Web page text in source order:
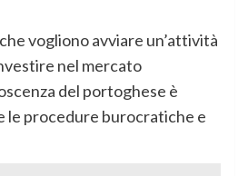
vogliono avviare un’attività
nel mercato
del portoghese è
le procedure burocratiche e